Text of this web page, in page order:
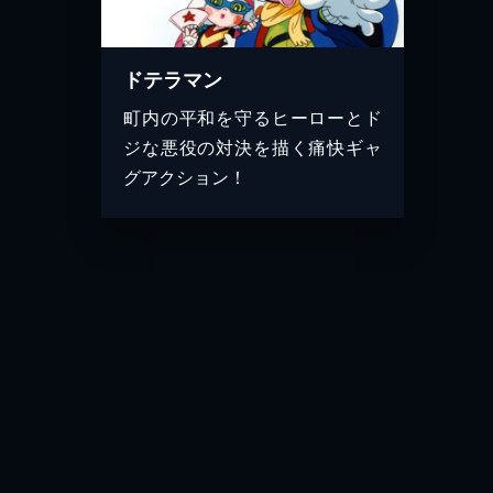
ドテラマン
町内の平和を守るヒーローとド
ジな悪役の対決を描く痛快ギャ
グアクション！